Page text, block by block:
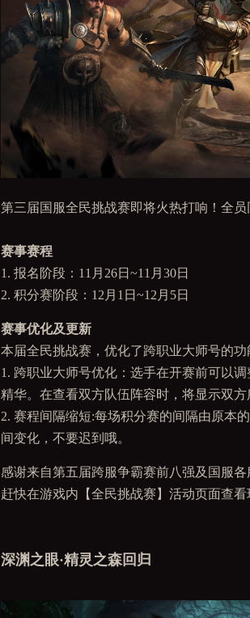
第三届国服全民挑战赛即将火热打响！全
赛事赛程
1. 报名阶段：11月26日~11月30日
2. 积分赛阶段：12月1日~12月5日
赛事优化及更新
本届全民挑战赛，优化了跨职业大师号的功
1. 跨职业大师号优化：选手在开赛前可以
精华。在查看双方队伍阵容时，将显示双方
2. 赛程间隔缩短:每场积分赛的间隔由原本
间变化，不要迟到哦。
感谢来自第五届跨服争霸赛前八强及国服
赶快在游戏内【全民挑战赛】活动页面查
深渊之眼·精灵之森回归